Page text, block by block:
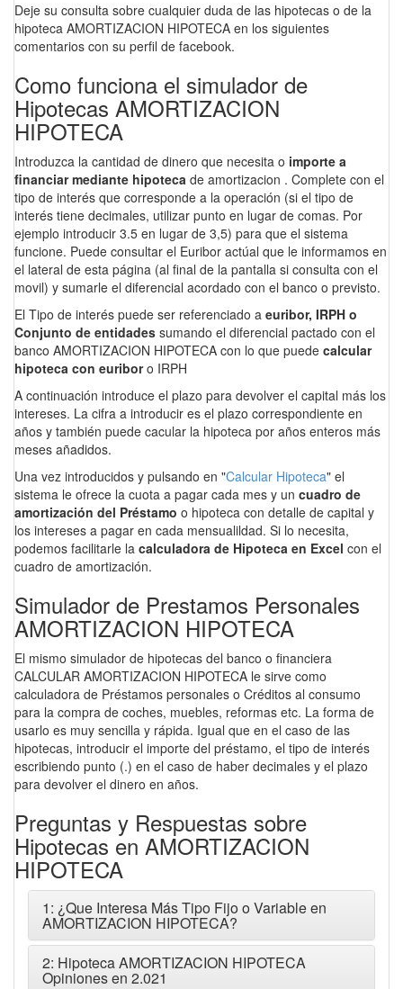
Deje su consulta sobre cualquier duda de las hipotecas o de la
hipoteca AMORTIZACION HIPOTECA en los siguientes
comentarios con su perfil de facebook.
Como funciona el simulador de
Hipotecas AMORTIZACION
HIPOTECA
Introduzca la cantidad de dinero que necesita o importe a
financiar mediante hipoteca de amortizacion . Complete con el
tipo de interés que corresponde a la operación (si el tipo de
interés tiene decimales, utilizar punto en lugar de comas. Por
ejemplo introducir 3.5 en lugar de 3,5) para que el sistema
funcione. Puede consultar el Euribor actúal que le informamos en
el lateral de esta página (al final de la pantalla si consulta con el
movil) y sumarle el diferencial acordado con el banco o previsto.
El Tipo de interés puede ser referenciado a euribor, IRPH o
Conjunto de entidades sumando el diferencial pactado con el
banco AMORTIZACION HIPOTECA con lo que puede calcular
hipoteca con euriboro IRPH
A continuación introduce el plazo para devolver el capital más los
intereses. La cifra a introducir es el plazo correspondiente en
años y también puede cacular la hipoteca por años enteros más
meses añadidos.
Una vez introducidos y pulsando en "Calcular Hipoteca" el
sistema le ofrece la cuota a pagar cada mes y un cuadro de
amortización del Préstamo o hipoteca con detalle de capital y
los intereses a pagar en cada mensualildad. Si lo necesita,
podemos facilitarle la calculadora de Hipoteca en Excel con el
cuadro de amortización.
Simulador de Prestamos Personales
AMORTIZACION HIPOTECA
El mismo simulador de hipotecas del banco o financiera
CALCULAR AMORTIZACION HIPOTECA le sirve como
calculadora de Préstamos personales o Créditos al consumo
para la compra de coches, muebles, reformas etc. La forma de
usarlo es muy sencilla y rápida. Igual que en el caso de las
hipotecas, introducir el importe del préstamo, el tipo de interés
escribiendo punto (.) en el caso de haber decimales y el plazo
para devolver el dinero en años.
Preguntas y Respuestas sobre
Hipotecas en AMORTIZACION
HIPOTECA
1: ¿Que Interesa Más Tipo Fijo o Variable en
AMORTIZACION HIPOTECA?
2: Hipoteca AMORTIZACION HIPOTECA
Opiniones en 2.021